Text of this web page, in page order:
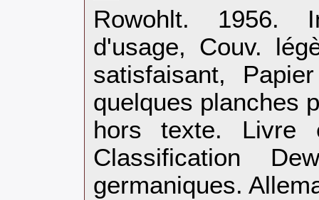
‎Rowohlt. 1956.
d'usage, Couv.
satisfaisant,
quelques planches
hors texte.
Classification
germaniques.